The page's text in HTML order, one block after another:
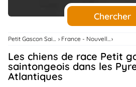
Services
..
Assurances
Chercher
Petit Gascon Saintongeois France - Nouvelle-Aquitaine
Les chiens de race Petit gascon
saintongeois dans les
Atlantiques